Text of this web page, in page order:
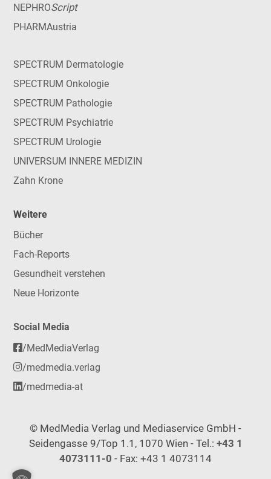
NEPHROScript
PHARMAustria
SPECTRUM Dermatologie
SPECTRUM Onkologie
SPECTRUM Pathologie
SPECTRUM Psychiatrie
SPECTRUM Urologie
UNIVERSUM INNERE MEDIZIN
Zahn Krone
Weitere
Bücher
Fach-Reports
Gesundheit verstehen
Neue Horizonte
Social Media
/MedMediaVerlag
/medmedia.verlag
/medmedia-at
© MedMedia Verlag und Mediaservice GmbH -
Seidengasse 9/Top 1.1, 1070 Wien - Tel.: +43 1
4073111-0 - Fax: +43 1 4073114